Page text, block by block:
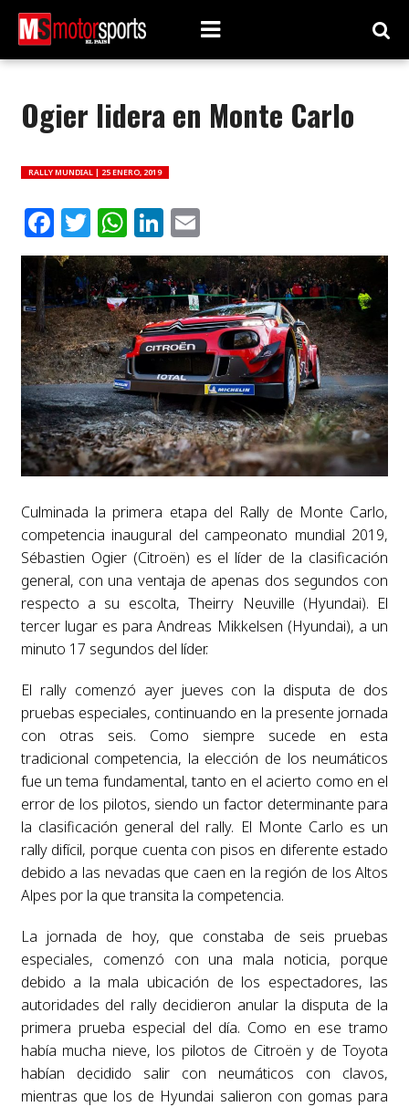
Ogier lidera en Monte Carlo
RALLY MUNDIAL | 25 ENERO, 2019
Facebook
Twitter
WhatsApp
LinkedIn
Email
Culminada la primera etapa del Rally de Monte Carlo,
competencia inaugural del campeonato mundial 2019,
Sébastien Ogier (Citroën) es el líder de la clasificación
general, con una ventaja de apenas dos segundos con
respecto a su escolta, Theirry Neuville (Hyundai). El
tercer lugar es para Andreas Mikkelsen (Hyundai), a un
minuto 17 segundos del líder.
El rally comenzó ayer jueves con la disputa de dos
pruebas especiales, continuando en la presente jornada
con otras seis. Como siempre sucede en esta
tradicional competencia, la elección de los neumáticos
fue un tema fundamental, tanto en el acierto como en el
error de los pilotos, siendo un factor determinante para
la clasificación general del rally. El Monte Carlo es un
rally difícil, porque cuenta con pisos en diferente estado
debido a las nevadas que caen en la región de los Altos
Alpes por la que transita la competencia.
La jornada de hoy, que constaba de seis pruebas
especiales, comenzó con una mala noticia, porque
debido a la mala ubicación de los espectadores, las
autoridades del rally decidieron anular la disputa de la
primera prueba especial del día. Como en ese tramo
había mucha nieve, los pilotos de Citroën y de Toyota
habían decidido salir con neumáticos con clavos,
mientras que los de Hyundai salieron con gomas para